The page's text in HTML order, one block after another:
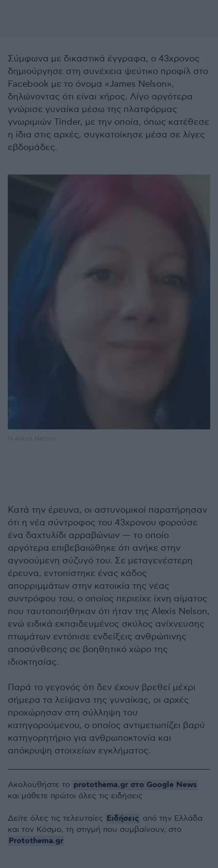
Σύμφωνα με δικαστικά έγγραφα, ο 43χρονος
δημιούργησε στη συνέχεια ψεύτικο προφίλ στο
Facebook με το όνομα «James Nelson»,
δηλώνοντας ότι είναι χήρος. Λίγο αργότερα
γνώρισε γυναίκα μέσω της πλατφόρμας
γνωριμιών Tinder, με την οποία, όπως κατέθεσε
η ίδια στις αρχές, συγκατοίκησε μέσα σε λίγες
εβδομάδες.
Κατά την έρευνα, οι αστυνομικοί παρατήρησαν
ότι η νέα σύντροφος του 43χρονου φορούσε
ένα δαχτυλίδι αρραβώνων — το οποίο
αργότερα επιβεβαιώθηκε ότι ανήκε στην
αγνοούμενη σύζυγό του. Σε μεταγενέστερη
έρευνα, εντοπίστηκε ένας κάδος
απορριμμάτων στην κατοικία της νέας
συντρόφου του, ο οποίος περιείχε ίχνη αίματος
που ταυτοποιήθηκαν ότι ήταν της Alexis Nelson,
ενώ ειδικά εκπαιδευμένος σκύλος ανίχνευσης
πτωμάτων εντόπισε ενδείξεις ανθρώπινης
αποσύνθεσης σε βοηθητικό χώρο της
ιδιοκτησίας.
Παρά το γεγονός ότι δεν έχουν βρεθεί μέχρι
σήμερα τα λείψανα της γυναίκας, οι αρχές
προχώρησαν στη σύλληψη του
κατηγορούμενου, ο οποίος αντιμετωπίζει βαρύ
κατηγορητήριο για ανθρωποκτονία και
απόκρυψη στοιχείων εγκλήματος.
Ακολουθήστε το protothema.gr στο Google News
και μάθετε πρώτοι όλες τις ειδήσεις
Δείτε όλες τις τελευταίες Ειδήσεις από την Ελλάδα
και τον Κόσμο, τη στιγμή που συμβαίνουν, στο
Protothema.gr